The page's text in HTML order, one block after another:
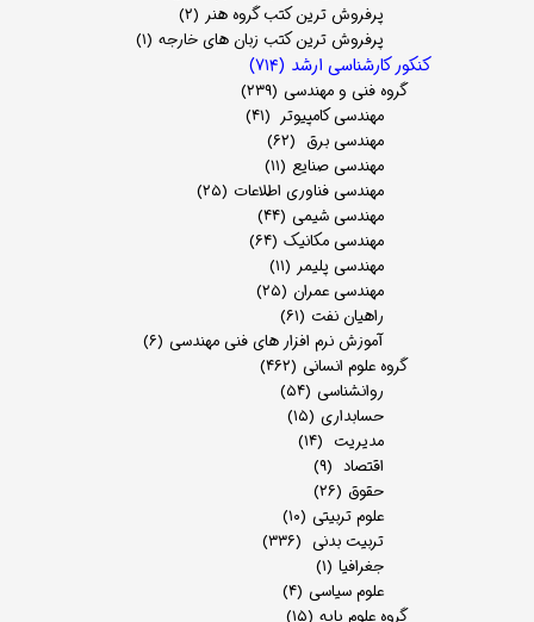
پرفروش ترین کتب گروه هنر (۲)
پرفروش ترین کتب زبان های خارجه (۱)
کنکور کارشناسی ارشد (۷۱۴)
گروه فنی و مهندسی (۲۳۹)
مهندسی کامپیوتر (۴۱)
مهندسی برق (۶۲)
مهندسی صنایع (۱۱)
مهندسی فناوری اطلاعات (۲۵)
مهندسی شیمی (۴۴)
مهندسی مکانیک (۶۴)
مهندسی پلیمر (۱۱)
مهندسی عمران (۲۵)
راهیان نفت (۶۱)
آموزش نرم افزار های فنی مهندسی (۶)
گروه علوم انسانی (۴۶۲)
روانشناسی (۵۴)
حسابداری (۱۵)
مدیریت (۱۴)
اقتصاد (۹)
حقوق (۲۶)
علوم تربیتی (۱۰)
تربیت بدنی (۳۳۶)
جغرافیا (۱)
علوم سیاسی (۴)
گروه علوم پایه (۱۵)